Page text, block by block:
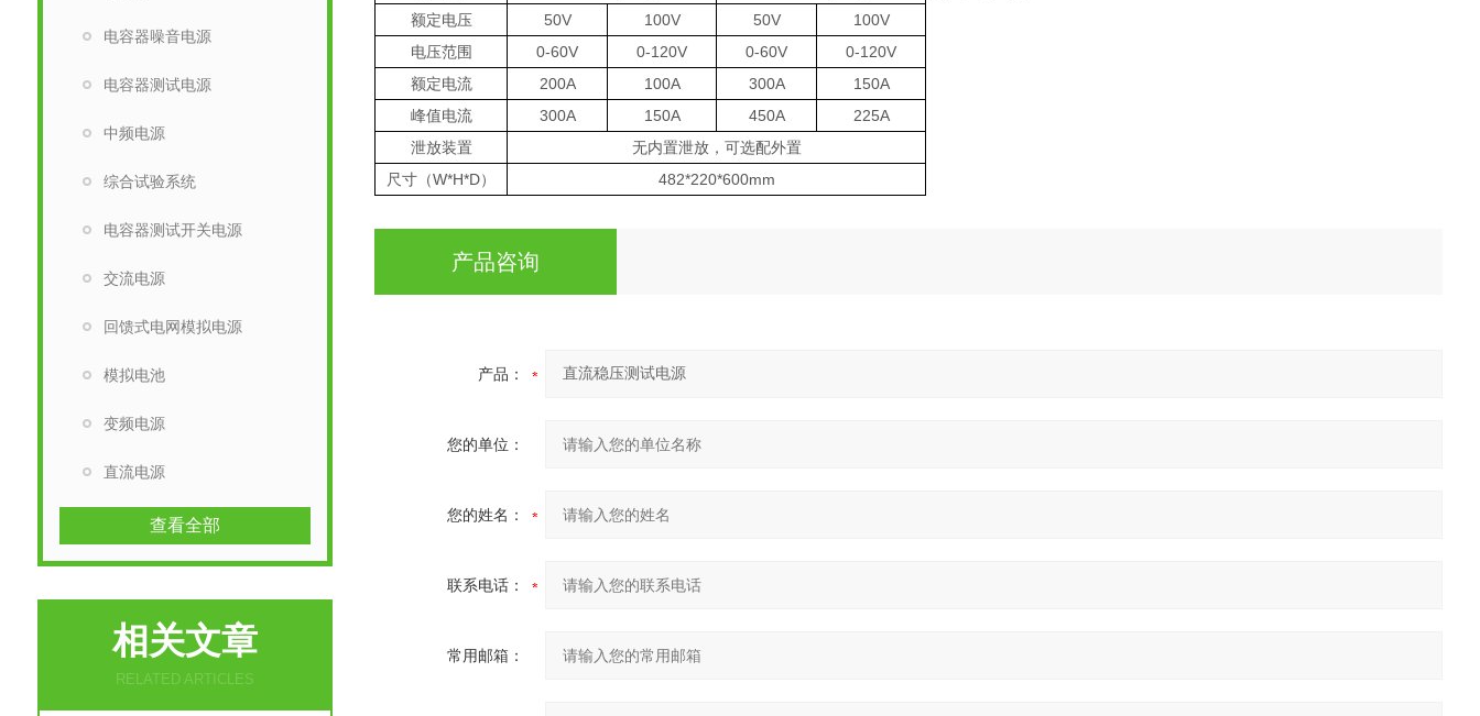
电容器噪音电源
电容器测试电源
中频电源
综合试验系统
电容器测试开关电源
交流电源
回馈式电网模拟电源
模拟电池
变频电源
直流电源
查看全部
相关文章
RELATED ARTICLES
额定电压
50V 100V 50V
100V
电压范围
0-60V 0-120V 0-60V
0-120V
额定电流
200A 100A 300A
150A
峰值电流 300A 150A 450A
225A
泄放装置
无内置泄放，可选配外置
尺寸（W*H*D）
482*220*600mm
产品咨询
产品：
您的单位：
您的姓名：
联系电话：
常用邮箱：